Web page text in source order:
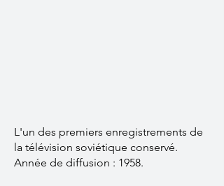
L'un des premiers enregistrements de
la télévision soviétique conservé.
Année de diffusion : 1958.